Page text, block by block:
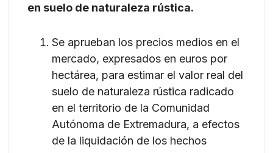
en suelo de naturaleza rústica.
Se aprueban los precios medios en el
mercado, expresados en euros por
hectárea, para estimar el valor real del
suelo de naturaleza rústica radicado
en el territorio de la Comunidad
Autónoma de Extremadura, a efectos
de la liquidación de los hechos